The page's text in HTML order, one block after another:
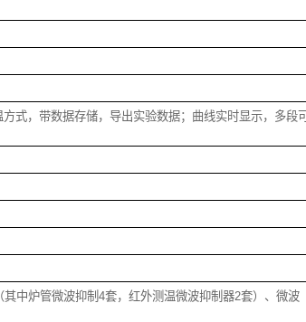
式，带数据存储，导出实验数据；曲线实时显示，多段可
中炉管微波抑制4套，红外测温微波抑制器2套）、微波